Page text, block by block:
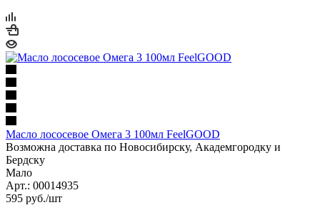
Масло лососевое Омега 3 100мл FeelGOOD
Возможна доставка по Новосибирску, Академгородку и
Бердску
Мало
Арт.: 00014935
595 руб./шт